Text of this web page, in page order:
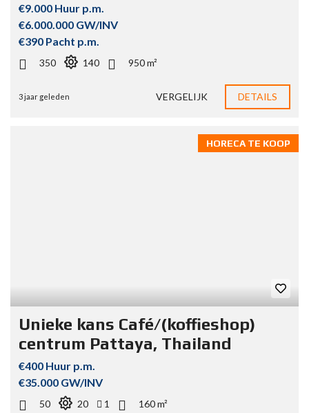
€9.000 Huur p.m.
€6.000.000 GW/INV
€390 Pacht p.m.
350 140 950 m²
3 jaar geleden VERGELIJK DETAILS
HORECA TE KOOP
Unieke kans Café/(koffieshop)
centrum Pattaya, Thailand
€400 Huur p.m.
€35.000 GW/INV
50 20 1 160 m²